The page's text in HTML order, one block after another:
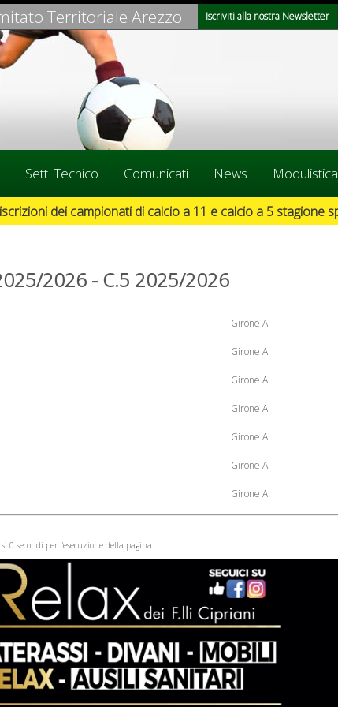
Territoriale Arezzo Iscriviti alla nostra Newsletter
Sett. Tecnico Comunicati News Modulistica
2026 - C.5 2025/2026
Girone A
Girone A
Girone A
Girone A
Girone A
Girone A
Girone A
0 secondi per l'esecuzione della pagina.